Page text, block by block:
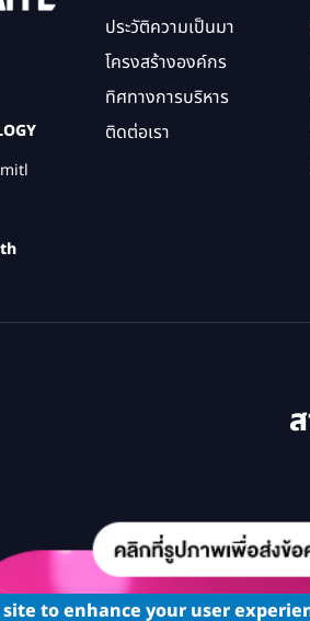
ประวัติความเป็นมา
โครงสร้างองค์กร
ทิศทางการบริหาร
ติดต่อเรา
to enhance your user